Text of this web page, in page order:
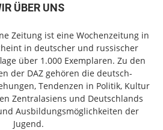
ÜBER UNS
Zeitung ist eine Wochenzeitung in
in deutscher und russischer
über 1.000 Exemplaren. Zu den
der DAZ gehören die deutsch-
Tendenzen in Politik, Kultur
Zentralasiens und Deutschlands
Ausbildungsmöglichkeiten der
Jugend.